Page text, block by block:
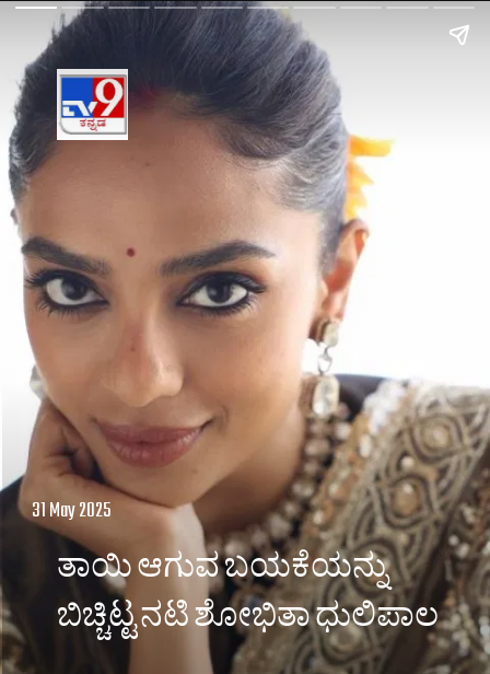
ತಾಯಿ ಆಗುವ ಬಯಕೆಯನ್ನು
ಬಿಚ್ಚಿಟ್ಟ ನಟಿ ಶೋಭಿತಾ ಧುಲಿಪಾಲ
31 May 2025